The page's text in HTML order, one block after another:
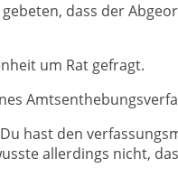
dass der
um Rat gefragt.
hast den
allerdings nicht,